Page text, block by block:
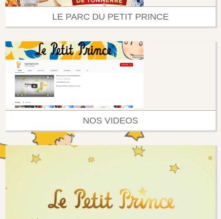
LE PARC DU PETIT PRINCE
NOS VIDEOS